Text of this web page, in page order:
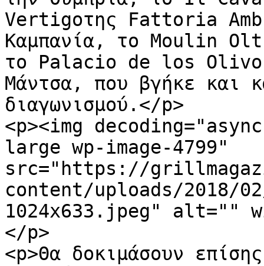
Vertigoτης Fattoria
Καμπανία, το Moulin
το Palacio de los
Μάντσα, που βγήκε και
διαγωνισμού.</p>
<p><img
large wp-image-4799"
src="https://
content/uploads/2018/02/
1024x633.jpeg" alt=""
</p>
<p>Θα δοκιμάσουν